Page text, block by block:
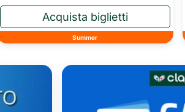
Summer